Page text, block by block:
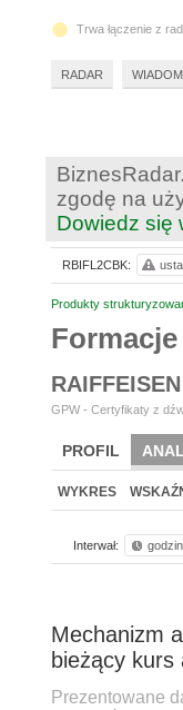
zgodę na
Dowiedz się
Produkty
GPW - Certyfikaty z
PROFIL
WYKRES
Interwał:
Mechanizm
bieżący
Prezentowane
RBIFL2CBK:
Trwa łączenie z
RADAR